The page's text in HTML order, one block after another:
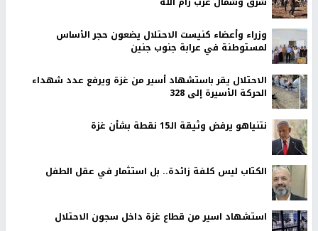
وزراء وأعضاء كنيست الاحتلال يضعون حجر الأساس
لمستوطنة في عرابة جنوب جنين
الاحتلال يقر باستشهاد أسير من غزة ويرفع عدد شهداء
الحركة الأسيرة إلى 328
نتنياهو يرفض وثيقة الـ15 نقطة بشأن غزة
الكتاب ليس كلفة زائدة.. بل استثمار في عقل الطفل
استشهاد اسير من قطاع غزة داخل سجون الاحتلال